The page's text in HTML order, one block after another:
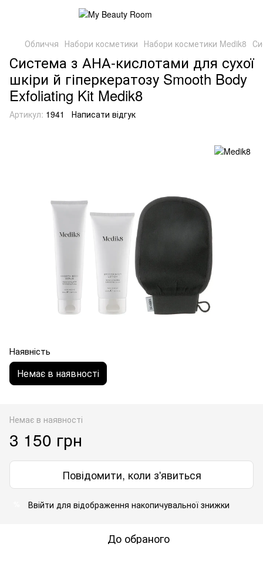
Обличчя Набори косметики Набори косметики Medik8
Система з АНА-кислотами для сухої
шкіри й гіперкератозу Smooth Body
Exfoliating Kit Medik8
Артикул: 1941 Написати відгук
Наявність
Немає в наявності
Немає в наявності
3 150 грн
Повідомити, коли з'явиться
Ввійти для відображення накопичувальної знижки
До обраного